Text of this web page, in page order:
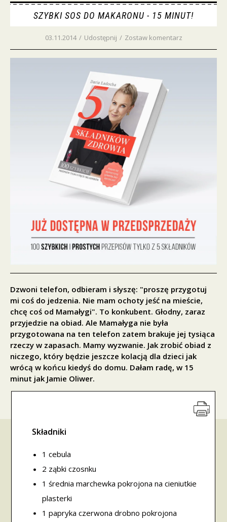
SZYBKI SOS DO MAKARONU - 15 MINUT!
03.11.2014 / Udostępnij / Zostaw komentarz
Dzwoni telefon, odbieram i słyszę: "proszę przygotuj
mi coś do jedzenia. Nie mam ochoty jeść na mieście,
chcę coś od Mamałygi". To konkubent. Głodny, zaraz
przyjedzie na obiad. Ale Mamałyga nie była
przygotowana na ten telefon zatem brakuje jej tysiąca
rzeczy w zapasach. Mamy wyzwanie. Jak zrobić obiad z
niczego, który będzie jeszcze kolacją dla dzieci jak
wrócą w końcu kiedyś do domu. Dałam radę, w 15
minut jak Jamie Oliwer.
Składniki
1 cebula
2 ząbki czosnku
1 średnia marchewka pokrojona na cieniutkie
plasterki
1 papryka czerwona drobno pokrojona